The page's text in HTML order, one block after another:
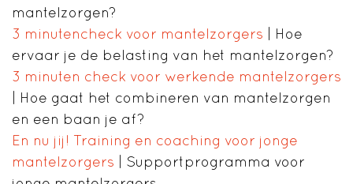
mantelzorgen?
3 minutencheck voor mantelzorgers | Hoe
ervaar je de belasting van het mantelzorgen?
3 minuten check voor werkende mantelzorgers
| Hoe gaat het combineren van mantelzorgen
en een baan je af?
En nu jij! Training en coaching voor jonge
mantelzorgers | Supportprogramma voor